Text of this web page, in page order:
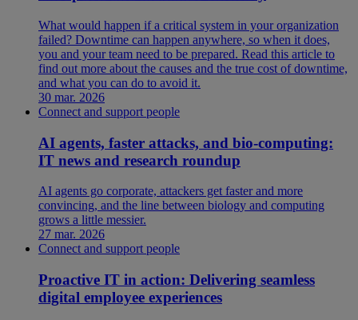
What would happen if a critical system in your organization
failed? Downtime can happen anywhere, so when it does,
you and your team need to be prepared. Read this article to
find out more about the causes and the true cost of downtime,
and what you can do to avoid it.
30 mar. 2026
Connect and support people
AI agents, faster attacks, and bio-computing:
IT news and research roundup
AI agents go corporate, attackers get faster and more
convincing, and the line between biology and computing
grows a little messier.
27 mar. 2026
Connect and support people
Proactive IT in action: Delivering seamless
digital employee experiences